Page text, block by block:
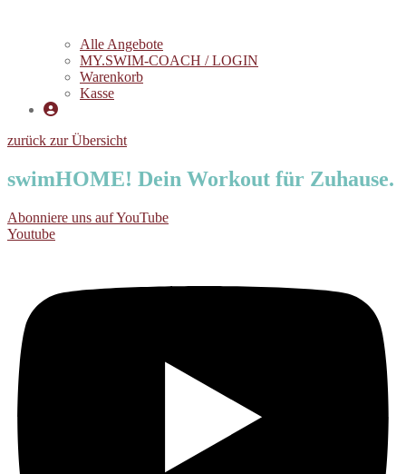
Alle Angebote
MY.SWIM-COACH / LOGIN
Warenkorb
Kasse
zurück zur Übersicht
swimHOME! Dein Workout für Zuhause.
Abonniere uns auf YouTube
Youtube